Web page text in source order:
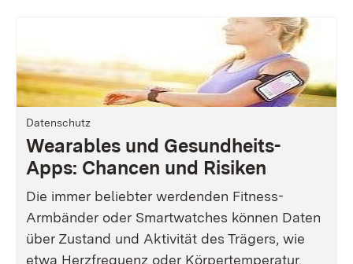
Datenschutz
Wearables und Gesundheits-
Apps: Chancen und Risiken
Die immer beliebter werdenden Fitness-
Armbänder oder Smartwatches können Daten
über Zustand und Aktivität des Trägers, wie
etwa Herzfrequenz oder Körpertemperatur,